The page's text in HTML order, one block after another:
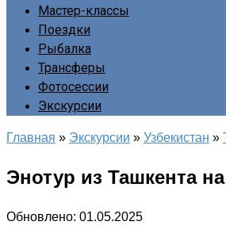
Мастер-классы
Поездки
Рыбалка
Трансферы
Фотосессии
Экскурсии
Главная » Экскурсии » Узбекистан »
Энотур из Ташкента
Обновлено: 01.05.2025